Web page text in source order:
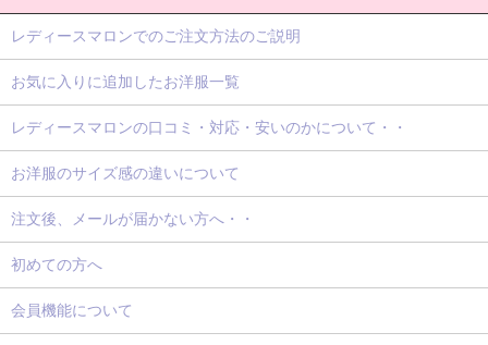
レディースマロンでのご注文方法のご説明
お気に入りに追加したお洋服一覧
レディースマロンの口コミ・対応・安いのかについて・・
お洋服のサイズ感の違いについて
注文後、メールが届かない方へ・・
初めての方へ
会員機能について